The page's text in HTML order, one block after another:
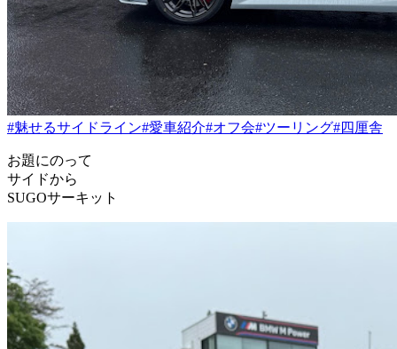
#魅せるサイドライン#愛車紹介#オフ会#ツーリング#四厘舎
お題にのって
サイドから
SUGOサーキット